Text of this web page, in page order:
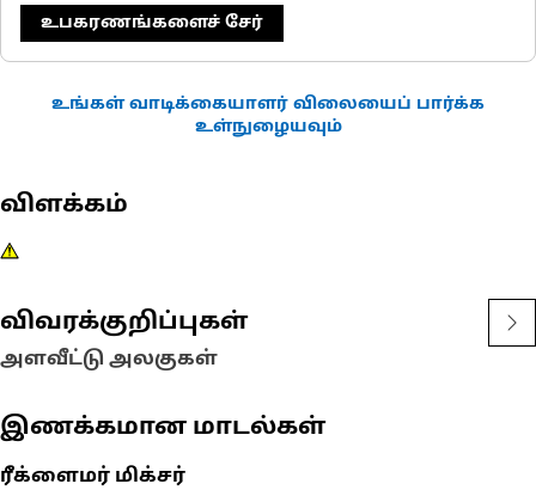
உபகரணங்களைச் சேர்
உங்கள் வாடிக்கையாளர் விலையைப் பார்க்க
உள்நுழையவும்
விளக்கம்
விவரக்குறிப்புகள்
அளவீட்டு அலகுகள்
இணக்கமான மாடல்கள்
ரீக்ளைமர் மிக்சர்